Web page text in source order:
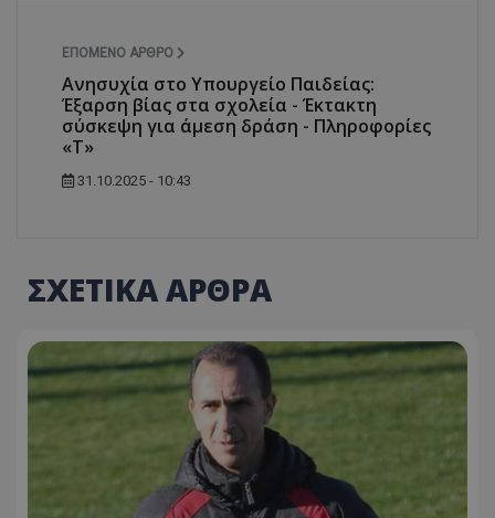
ΕΠΌΜΕΝΟ ΆΡΘΡΟ
Ανησυχία στο Υπουργείο Παιδείας:
Έξαρση βίας στα σχολεία - Έκτακτη
σύσκεψη για άμεση δράση - Πληροφορίες
«Τ»
31.10.2025 - 10:43
ΣΧΕΤΙΚΑ ΑΡΘΡΑ